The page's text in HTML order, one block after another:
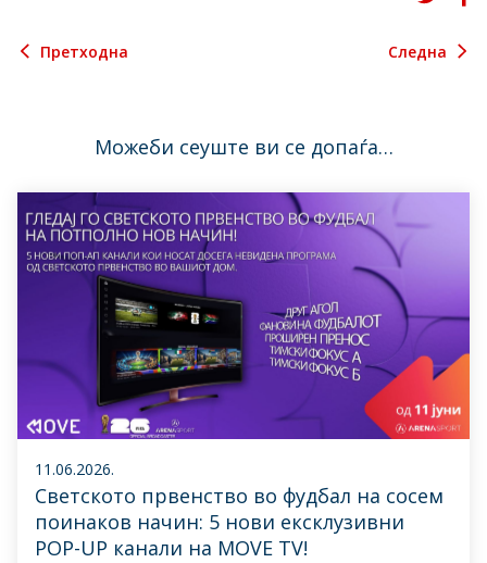
Претходна Следна
Можеби сеуште ви се допаѓа…
11.06.2026.
Светското првенство во фудбал на сосем
поинаков начин: 5 нови ексклузивни
POP-UP канали на MOVE TV!